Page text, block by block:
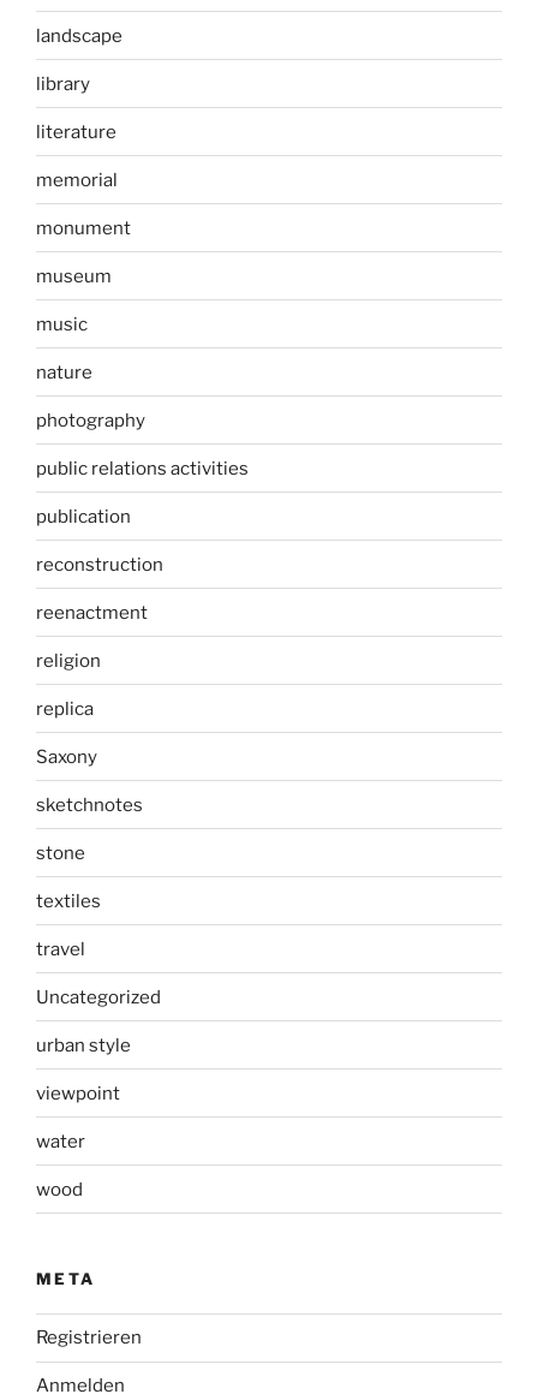
landscape
library
literature
memorial
monument
museum
music
nature
photography
public relations activities
publication
reconstruction
reenactment
religion
replica
Saxony
sketchnotes
stone
textiles
travel
Uncategorized
urban style
viewpoint
water
wood
META
Registrieren
Anmelden